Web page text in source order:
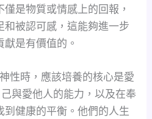
是物質或情感上的回報，
和被認可感，這能夠進一步
是有價值的。
性時，應該培養的核心是愛
與愛他人的能力，以及在奉
到健康的平衡。他們的人生